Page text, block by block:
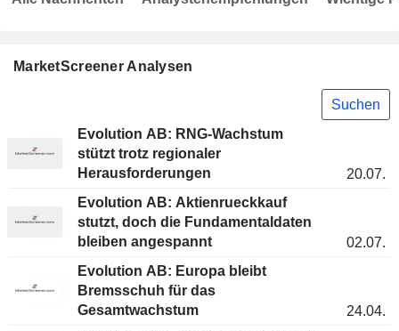
MarketScreener Analysen
Suchen
Evolution AB: RNG-Wachstum
stützt trotz regionaler
Herausforderungen
20.07.
Evolution AB: Aktienrueckkauf
stutzt, doch die Fundamentaldaten
bleiben angespannt
02.07.
Evolution AB: Europa bleibt
Bremsschuh für das
Gesamtwachstum
24.04.